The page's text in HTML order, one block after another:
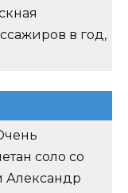
в год,
соло со
Александр